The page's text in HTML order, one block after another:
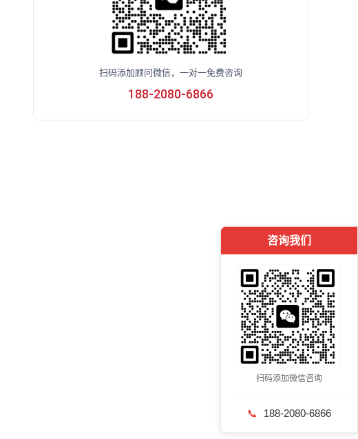
扫码添加顾问微信，一对一免费咨询
188-2080-6866
咨询我们
扫码添加微信咨询
📞 188-2080-6866